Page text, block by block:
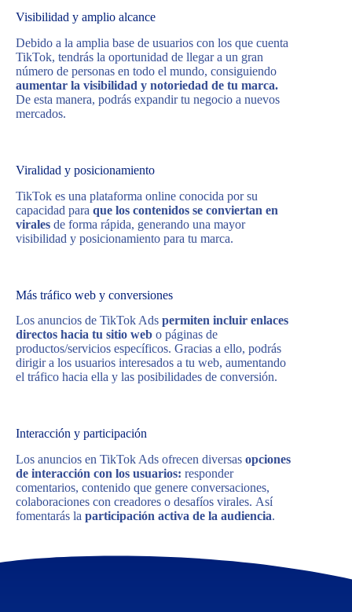
Visibilidad y amplio alcance
Debido a la amplia base de usuarios con los que cuenta
TikTok, tendrás la oportunidad de llegar a un gran
número de personas en todo el mundo, consiguiendo
aumentar la visibilidad y notoriedad de tu marca.
De esta manera, podrás expandir tu negocio a nuevos
mercados.
Viralidad y posicionamiento
TikTok es una plataforma online conocida por su
capacidad para que los contenidos se conviertan en
virales de forma rápida, generando una mayor
visibilidad y posicionamiento para tu marca.
Más tráfico web y conversiones
Los anuncios de TikTok Ads permiten incluir enlaces
directos hacia tu sitio web o páginas de
productos/servicios específicos. Gracias a ello, podrás
dirigir a los usuarios interesados a tu web, aumentando
el tráfico hacia ella y las posibilidades de conversión.
Interacción y participación
Los anuncios en TikTok Ads ofrecen diversas opciones
de interacción con los usuarios: responder
comentarios, contenido que genere conversaciones,
colaboraciones con creadores o desafíos virales. Así
fomentarás la participación activa de la audiencia.